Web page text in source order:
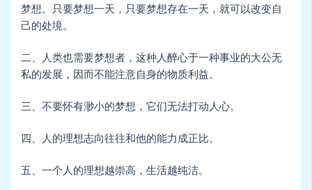
梦想。只要梦想一天，只要梦想存在一天，就可以改变自
己的处境。
二、人类也需要梦想者，这种人醉心于一种事业的大公无
私的发展，因而不能注意自身的物质利益。
三、不要怀有渺小的梦想，它们无法打动人心。
四、人的理想志向往往和他的能力成正比。
五、一个人的理想越崇高，生活越纯洁。